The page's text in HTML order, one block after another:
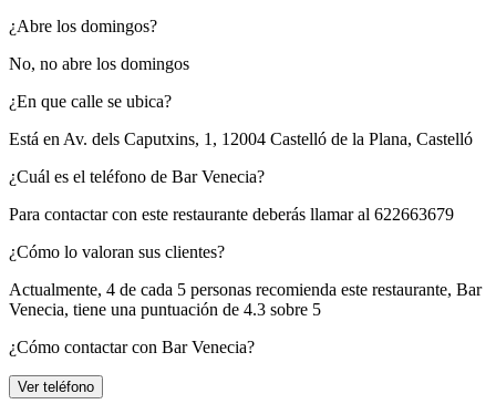
¿Abre los domingos?
No, no abre los domingos
¿En que calle se ubica?
Está enAv. dels Caputxins, 1, 12004 Castelló de la Plana, Castelló
¿Cuál es el teléfono de Bar Venecia?
Para contactar con este restaurante deberás llamar al 622663679
¿Cómo lo valoran sus clientes?
Actualmente, 4 de cada 5 personas recomienda este restaurante, Bar
Venecia, tiene una puntuación de 4.3 sobre 5
¿Cómo contactar con Bar Venecia?
Ver teléfono